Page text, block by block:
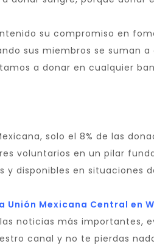
su compromiso en
sus miembros se suman
a donar en cualquier
solo el 8% de las
voluntarios en un pilar
y disponibles en situaciones
Unión Mexicana Central en
noticias más importantes,
canal y no te pierdas